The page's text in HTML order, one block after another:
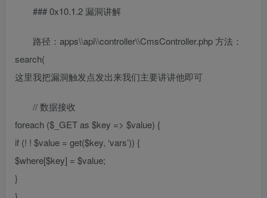
### 0x10.1.2 漏洞讲解
路径：apps\\api\\controller\\CmsController.php 方法：
search(
这里我把漏洞触发点发出来我们主要讲讲他即可
// 数据接收
foreach ($_GET as $key => $value) {
if (! ! $value = get($key, ‘vars’)) {
$where[$key] = $value;
}